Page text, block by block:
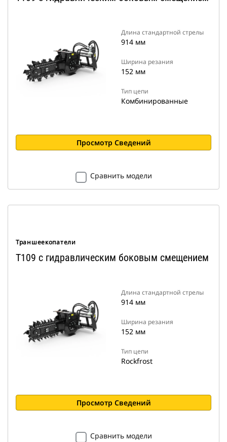
Длина стандартной стрелы
914 мм
Ширина резания
152 мм
Тип цепи
Комбинированные
Просмотр Сведений
Сравнить модели
Траншеекопатели
T109 с гидравлическим боковым смещением
Длина стандартной стрелы
914 мм
Ширина резания
152 мм
Тип цепи
Rockfrost
Просмотр Сведений
Сравнить модели